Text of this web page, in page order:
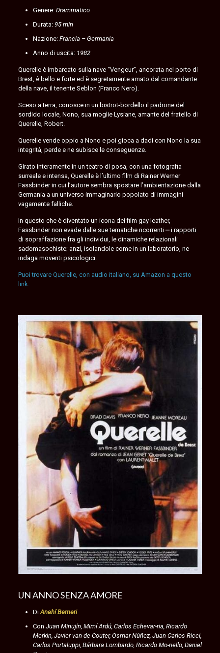
Genere: Drammatico
Durata: 95 min
Nazione: Francia – Germania
Anno di uscita: 1982
Querelle è imbarcato sulla nave “Vengeur”, ancorata nel porto di
Brest, è bello e forte ed è segretamente amato dal comandante
della nave, il tenente Seblon (Franco Nero).
Sceso a terra, conosce in un bistrot-bordello il padrone del
sordido locale, Nono, sua moglie Lysiane, amante del fratello di
Querelle, Robert.
Querelle vende oppio a Nono e poi gioca a dadi con Nono la sua
integrità, perde e ne subisce le conseguenze.
Girato interamente in un teatro di posa, con una fotografia
surreale e intensa, Querelle è l’ultimo film di Rainer Werner
Fassbinder in cui l’autore sembra spostare l’ambientazione dalla
Germania a un universo immaginario popolato di immagini
vagamente falliche.
In questo che è diventato un icona dei film gay leather,
Fassbinder non evade dalle sue tematiche ricorrenti ‒ i rapporti
di sopraffazione fra gli individui, le dinamiche relazionali
sadomasochiste; anzi, isolandole come in un laboratorio, ne
indaga moventi psicologici.
Puoi trovare Querelle, con audio italiano, su Amazon a questo
link.
UN ANNO SENZA AMORE
DiAnahí Berneri
Con Juan Minujín, Mimí Ardú, Carlos Echevar-ria, Ricardo
Merkin, Javier van de Couter, Osmar Núñez, Juan Carlos Ricci,
Carlos Portaluppi, Bárbara Lombardo, Ricardo Mo-riello, Daniel